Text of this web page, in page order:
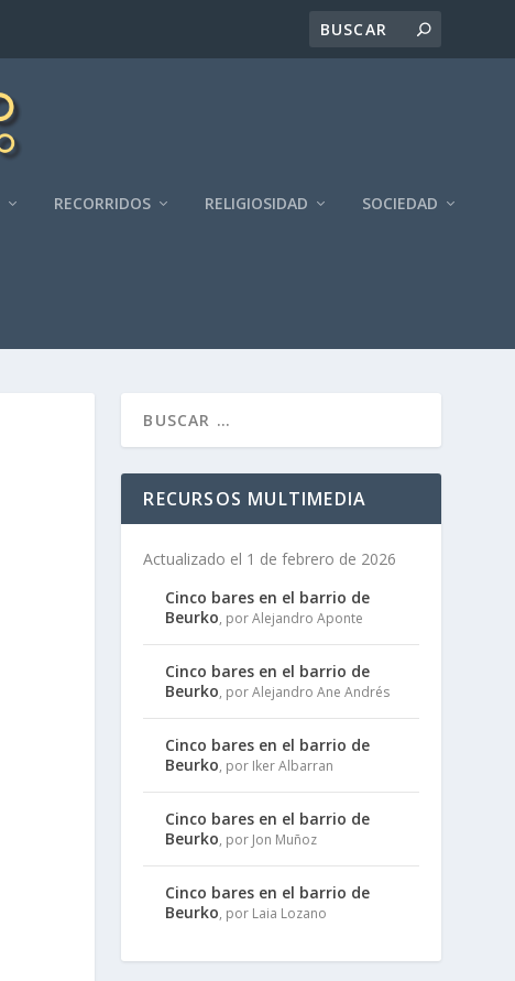
RECORRIDOS RELIGIOSIDAD SOCIEDAD
RECURSOS MULTIMEDIA
Actualizado el 1 de febrero de 2026
Cinco bares en el barrio de
Beurko, por Alejandro Aponte
Cinco bares en el barrio de
Beurko, por Alejandro Ane Andrés
Cinco bares en el barrio de
Beurko, por Iker Albarran
Cinco bares en el barrio de
Beurko, por Jon Muñoz
Cinco bares en el barrio de
Beurko, por Laia Lozano